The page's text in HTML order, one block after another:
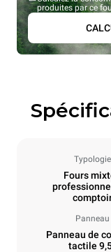
produites par ce
Typologie
Fours
Panneau
Panneau de
tactile